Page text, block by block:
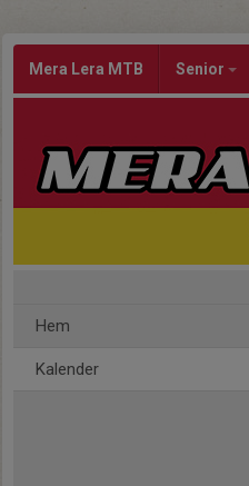
Mera Lera MTB Senior
Hem
Kalender